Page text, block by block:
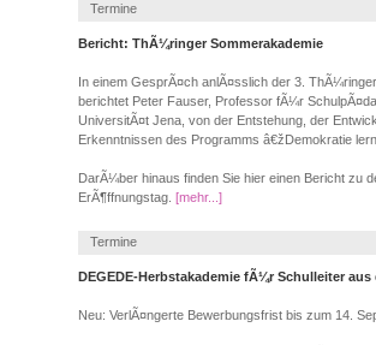
Termine
Bericht: ThÃ¼ringer Sommerakademie
In einem GesprÃ¤ch anlÃ¤sslich der 3.
berichtet Peter Fauser, Professor fÃ¼r
UniversitÃ¤t Jena, von der Entstehung, der
Erkenntnissen des Programms â€žDemokratie
DarÃ¼ber hinaus finden Sie hier einen Bericht zu
ErÃ¶ffnungstag. [mehr...]
Termine
DEGEDE-Herbstakademie fÃ¼r Schulleiter
Neu: VerlÃ¤ngerte Bewerbungsfrist bis zum 14.